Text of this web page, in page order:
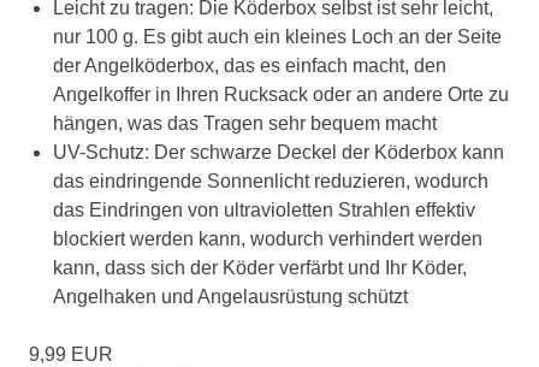
Leicht zu tragen: Die Köderbox selbst ist sehr leicht,
nur 100 g. Es gibt auch ein kleines Loch an der Seite
der Angelköderbox, das es einfach macht, den
Angelkoffer in Ihren Rucksack oder an andere Orte zu
hängen, was das Tragen sehr bequem macht
UV-Schutz: Der schwarze Deckel der Köderbox kann
das eindringende Sonnenlicht reduzieren, wodurch
das Eindringen von ultravioletten Strahlen effektiv
blockiert werden kann, wodurch verhindert werden
kann, dass sich der Köder verfärbt und Ihr Köder,
Angelhaken und Angelausrüstung schützt
9,99 EUR